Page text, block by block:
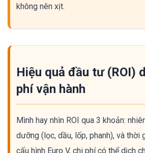
không nên xịt.
Hiệu quả đầu tư (ROI)
phí vận hành
Mình hay nhìn ROI qua 3 khoản:
dưỡng (lọc, dầu, lốp, phanh), và thời
cấu hình Euro V, chi phí có thể dịch